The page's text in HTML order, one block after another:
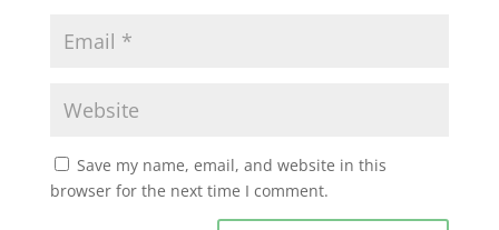
Save my name, email, and website in this
browser for the next time I comment.